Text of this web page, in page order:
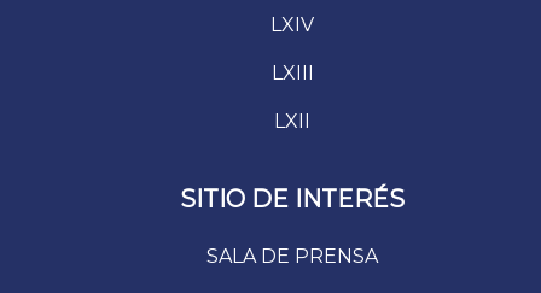
LXIV
LXIII
LXII
SITIO DE INTERÉS
SALA DE PRENSA